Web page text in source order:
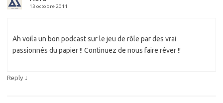
13 octobre 2011
Ah voila un bon podcast sur le jeu de rôle par des vrai
passionnés du papier !! Continuez de nous faire rêver !!
Reply ↓